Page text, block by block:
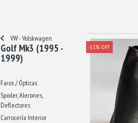
VW - Volskwagen
Golf Mk3 (1995 -
1999)
Faros / Ópticas
Spoiler, Alerones,
Deflectores
Carrocería Interior
-11%OFF